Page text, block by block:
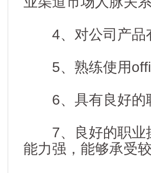
4、对公司产品
5、熟练使用
6、具有良好的
7、良好的职业
能力强，能够承受